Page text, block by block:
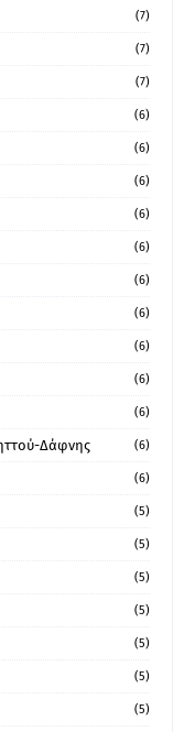
(7)
(7)
(7)
(6)
(6)
(6)
(6)
(6)
(6)
(6)
(6)
(6)
(6)
Δάφνης (6)
(6)
(5)
(5)
(5)
(5)
(5)
(5)
(5)